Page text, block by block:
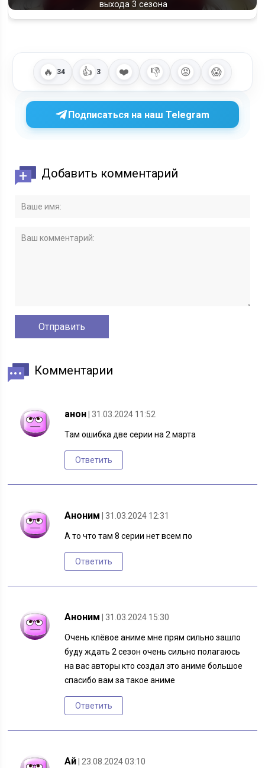
выхода 3 сезона
🔥 34 👍 3 ❤️ 👎 😡 😱
Подписаться на наш Telegram
Добавить комментарий
Комментарии
анон | 31.03.2024 11:52
Там ошибка две серии на 2 марта
Ответить
Аноним | 31.03.2024 12:31
А то что там 8 серии нет всем по
Ответить
Аноним | 31.03.2024 15:30
Очень клёвое аниме мне прям сильно зашло
буду ждать 2 сезон очень сильно полагаюсь
на вас авторы кто создал это аниме большое
спасибо вам за такое аниме
Ответить
Ай | 23.08.2024 03:10